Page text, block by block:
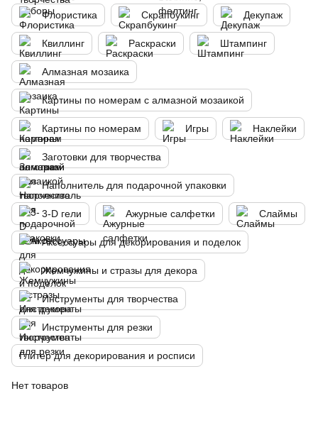
Флористика Скрапбукинг Декупаж
Квиллинг Раскраски Штампинг
Алмазная мозаика
Картины по номерам с алмазной мозаикой
Картины по номерам Игры Наклейки
Заготовки для творчества
Наполнитель для подарочной упаковки
3-D гели Ажурные салфетки Слаймы
Аксессуары для декорирования и поделок
Жемчужины и стразы для декора
Инструменты для творчества
Инструменты для резки
Глитер для декорирования и росписи
Нет товаров